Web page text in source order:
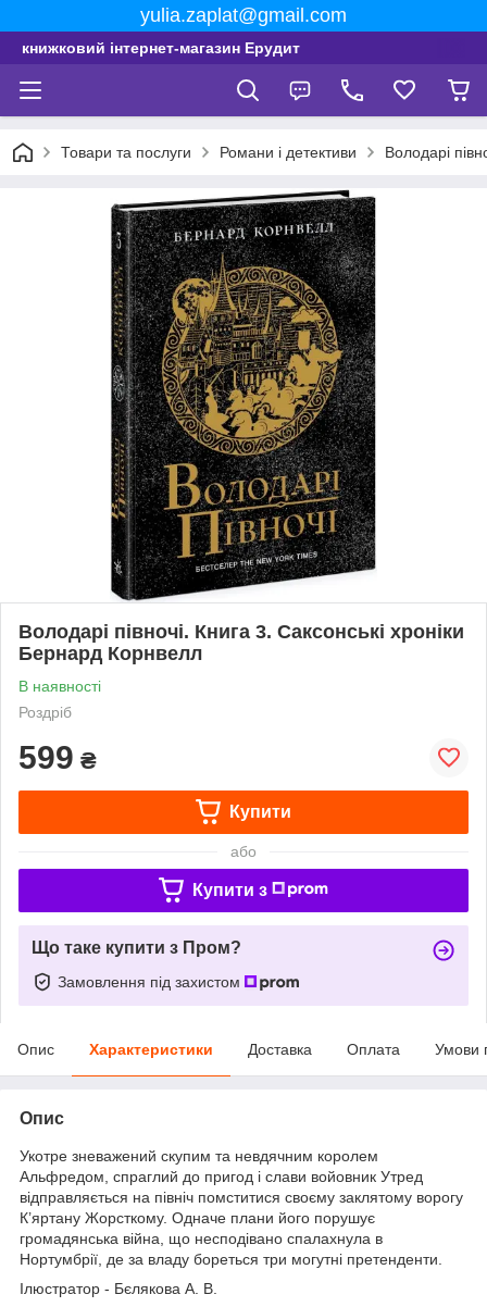
yulia.zaplat@gmail.com
книжковий інтернет-магазин Ерудит
Товари та послуги Романи і детективи Володарі
Володарі півночі. Книга 3. Саксонські хроніки
Бернард Корнвелл
В наявності
Роздріб
599 ₴
Купити
або
Купити з
Що таке купити з Пром?
Замовлення під захистом
Опис Характеристики Доставка Оплата Умови
Опис
Укотре зневажений скупим та невдячним королем
Альфредом, спраглий до пригод і слави войовник Утред
відправляється на північ помститися своєму заклятому ворогу
К’яртану Жорсткому. Одначе плани його порушує
громадянська війна, що несподівано спалахнула в
Нортумбрії, де за владу бореться три могутні претенденти.
Ілюстратор - Бєлякова А. В.